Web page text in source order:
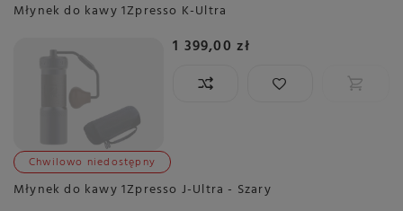
Młynek do kawy 1Zpresso K-Ultra
1 399,00 zł
Chwilowo niedostępny
Młynek do kawy 1Zpresso J-Ultra - Szary